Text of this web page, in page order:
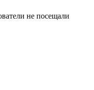
не посещали